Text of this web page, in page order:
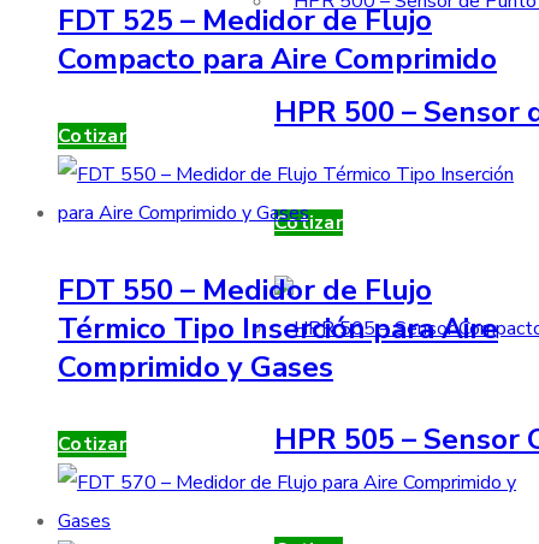
HPR 500 –
Cotizar
HPR 505 – Sensor
FDT 525 – Medidor de Flujo
Compacto para Aire Comprimido
Cotizar
FDT 550 – Medidor de Flujo
Térmico Tipo Inserción para Aire
Comprimido y Gases
Cotizar